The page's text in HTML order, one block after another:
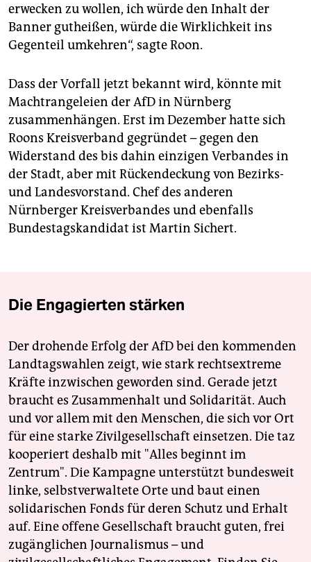
erwecken zu wollen, ich würde den Inhalt der
Banner gutheißen, würde die Wirklichkeit ins
Gegenteil umkehren“, sagte Roon.
Dass der Vorfall jetzt bekannt wird, könnte mit
Machtrangeleien der AfD in Nürnberg
zusammenhängen. Erst im Dezember hatte sich
Roons Kreisverband gegründet – gegen den
Widerstand des bis dahin einzigen Verbandes in
der Stadt, aber mit Rückendeckung von Bezirks-
und Landesvorstand. Chef des anderen
Nürnberger Kreisverbandes und ebenfalls
Bundestagskandidat ist Martin Sichert.
Die Engagierten stärken
Der drohende Erfolg der AfD bei den kommenden
Landtagswahlen zeigt, wie stark rechtsextreme
Kräfte inzwischen geworden sind. Gerade jetzt
braucht es Zusammenhalt und Solidarität. Auch
und vor allem mit den Menschen, die sich vor Ort
für eine starke Zivilgesellschaft einsetzen. Die taz
kooperiert deshalb mit "Alles beginnt im
Zentrum". Die Kampagne unterstützt bundesweit
linke, selbstverwaltete Orte und baut einen
solidarischen Fonds für deren Schutz und Erhalt
auf. Eine offene Gesellschaft braucht guten, frei
zugänglichen Journalismus – und